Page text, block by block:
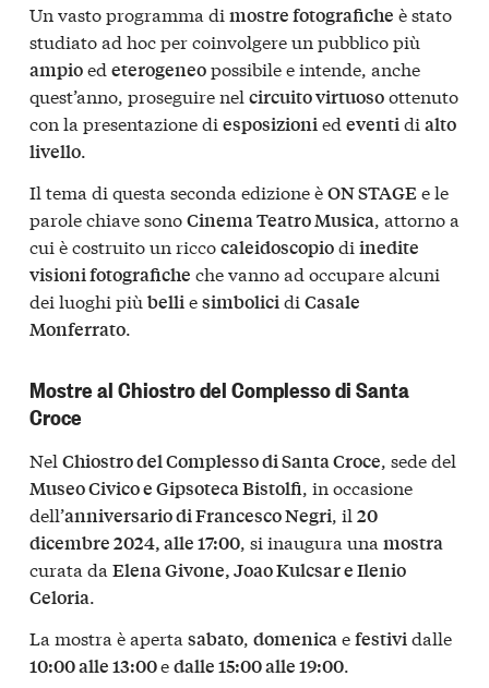
Un vasto programma di mostre fotografiche è stato
studiato ad hoc per coinvolgere un pubblico più
ampioed eterogeneopossibile e intende, anche
quest’anno, proseguire nel circuito virtuosoottenuto
con la presentazione di esposizionied eventidi alto
livello.
Il tema di questa seconda edizione èON STAGEe le
parole chiave sonoCinema Teatro Musica, attorno a
cui è costruito un riccocaleidoscopiodi inedite
visioni fotografiche che vanno ad occupare alcuni
dei luoghi più belliesimbolicidi Casale
Monferrato.
Mostre al Chiostro del Complesso di Santa
Croce
Nel Chiostro del Complesso di Santa Croce, sede del
Museo Civico e Gipsoteca Bistolfi, in occasione
dell’anniversario di Francesco Negri, il 20
dicembre 2024, alle 17:00, si inaugura una mostra
curata da Elena Givone, Joao Kulcsar e Ilenio
Celoria.
La mostra è aperta sabato domenica efestivi dalle
10:00 alle 13:00edalle 15:00 alle 19:00